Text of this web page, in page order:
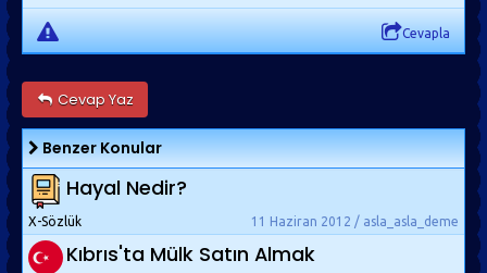
Cevapla
Cevap Yaz
Benzer Konular
Hayal Nedir?
11 Haziran 2012 / asla_asla_deme
X-Sözlük
Kıbrıs'ta Mülk Satın Almak